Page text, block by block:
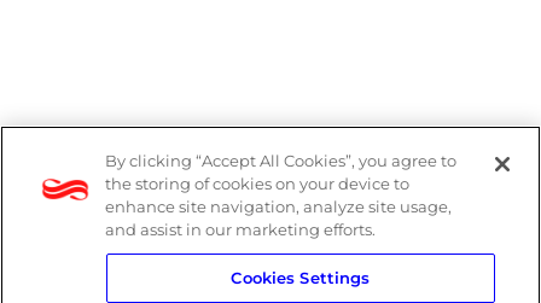
By clicking “Accept All Cookies”, you agree to
the storing of cookies on your device to
enhance site navigation, analyze site usage,
and assist in our marketing efforts.
Cookies Settings